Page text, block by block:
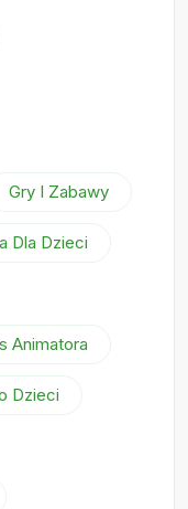
Gry I Zabawy
Dla Dzieci
Animatora
Dzieci